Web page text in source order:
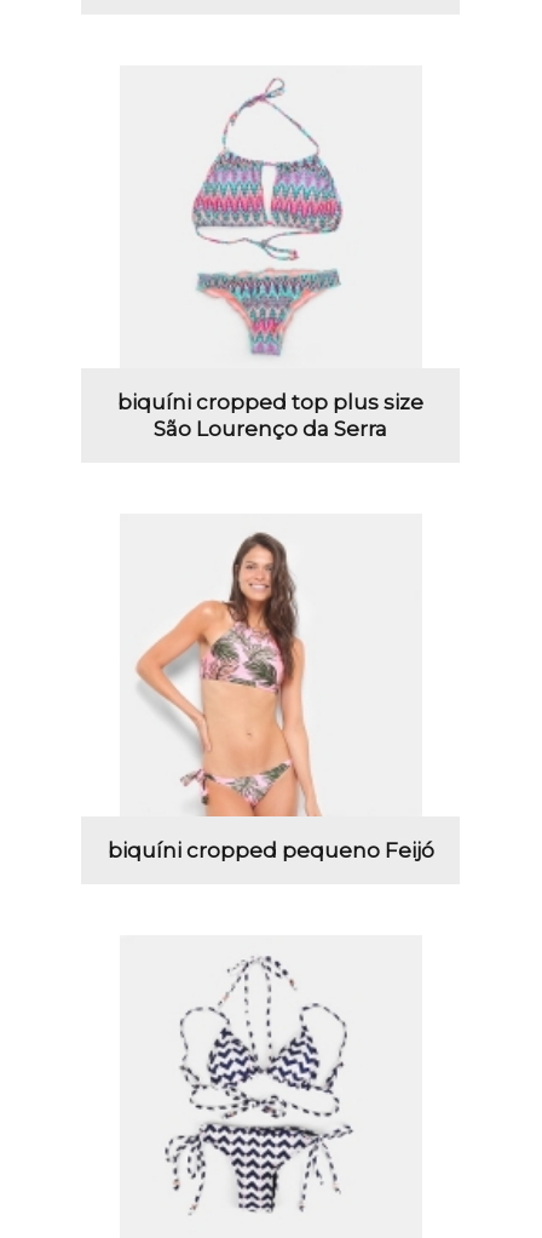
biquíni cropped top plus size
São Lourenço da Serra
biquíni cropped pequeno Feijó